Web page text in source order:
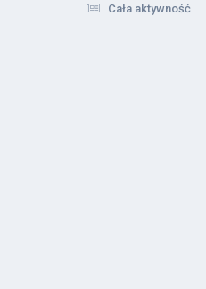
Cała aktywność